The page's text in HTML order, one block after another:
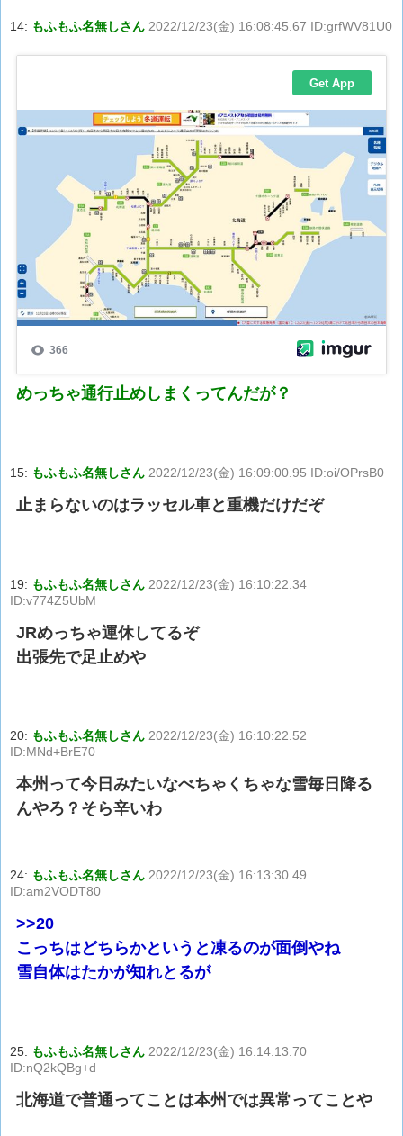
14: もふもふ名無しさん 2022/12/23(金) 16:08:45.67 ID:grfWV81U0
めっちゃ通行止めしまくってんだが？
15: もふもふ名無しさん 2022/12/23(金) 16:09:00.95 ID:oi/OPrsB0
止まらないのはラッセル車と重機だけだぞ
19: もふもふ名無しさん 2022/12/23(金) 16:10:22.34
ID:v774Z5UbM
JRめっちゃ運休してるぞ
出張先で足止めや
20: もふもふ名無しさん 2022/12/23(金) 16:10:22.52
ID:MNd+BrE70
本州って今日みたいなべちゃくちゃな雪毎日降る
んやろ？そら辛いわ
24: もふもふ名無しさん 2022/12/23(金) 16:13:30.49
ID:am2VODT80
>>20
こっちはどちらかというと凍るのが面倒やね
雪自体はたかが知れとるが
25: もふもふ名無しさん 2022/12/23(金) 16:14:13.70
ID:nQ2kQBg+d
北海道で普通ってことは本州では異常ってことや